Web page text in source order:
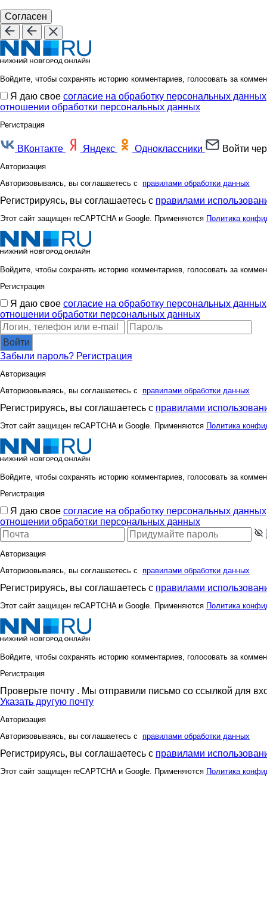
Согласен
Войдите, чтобы сохранять историю комментариев, голосовать за
Я даю свое согласие на обработку персональных данных
отношении обработки персональных данных
Регистрация
ВКонтакте Яндекс Одноклассники Войти
Авторизация
Авторизовываясь, вы соглашаетесь с правилами обработки данных
Регистрируясь, вы соглашаетесь с правилами
Этот сайт защищен reCAPTCHA и Google. Применяются Политика
Войдите, чтобы сохранять историю комментариев, голосовать за
Регистрация
Я даю свое согласие на обработку персональных данных
отношении обработки персональных данных
Войти
Забыли пароль? Регистрация
Авторизация
Авторизовываясь, вы соглашаетесь с правилами обработки данных
Регистрируясь, вы соглашаетесь с правилами
Этот сайт защищен reCAPTCHA и Google. Применяются Политика
Войдите, чтобы сохранять историю комментариев, голосовать за
Регистрация
Я даю свое согласие на обработку персональных данных
отношении обработки персональных данных
Авторизация
Авторизовываясь, вы соглашаетесь с правилами обработки данных
Регистрируясь, вы соглашаетесь с правилами
Этот сайт защищен reCAPTCHA и Google. Применяются Политика
Войдите, чтобы сохранять историю комментариев, голосовать за
Регистрация
Проверьте почту . Мы отправили письмо со ссылкой для
Указать другую почту
Авторизация
Авторизовываясь, вы соглашаетесь с правилами обработки данных
Регистрируясь, вы соглашаетесь с правилами
Этот сайт защищен reCAPTCHA и Google. Применяются Политика